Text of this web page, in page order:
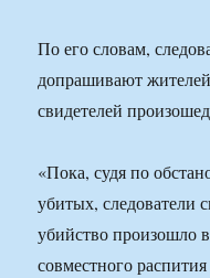
По его словам,
допрашивают
свидетелей
«Пока, судя по
убитых, следователи
убийство произошло
совместного